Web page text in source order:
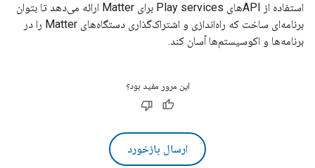
استفاده از APIهای
Play services برای Matter ارائه می‌دهد تا بتوان
برنامه‌ای ساخت که راه‌اندازی و اشتراک‌گذاری دستگاه‌های Matter را در
برنامه‌ها و اکوسیستم‌ها آسان کند.
این مرور مفید بود؟
ارسال بازخورد